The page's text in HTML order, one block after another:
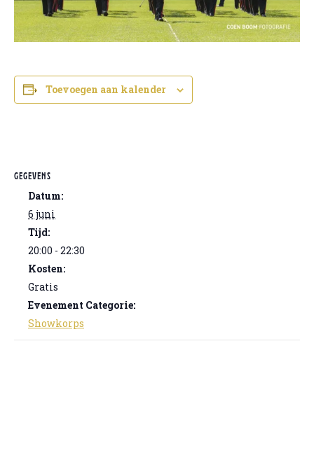
Toevoegen aan kalender
GEGEVENS
Datum:
6 juni
Tijd:
20:00 - 22:30
Kosten:
Gratis
Evenement Categorie:
Showkorps